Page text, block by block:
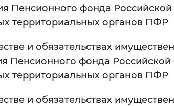
Пенсионного фонда
территориальных органов ПФР
и обязательствах
Пенсионного фонда
территориальных органов ПФР
и обязательствах